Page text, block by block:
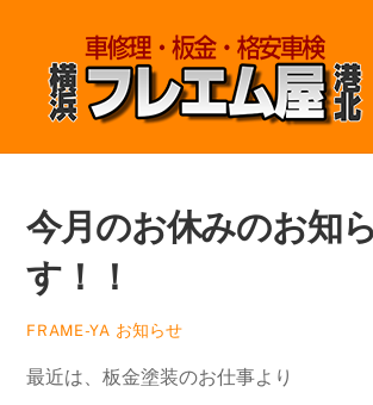
content
今月のお休みのお知
す！！
FRAME-YA お知らせ
最近は、板金塗装のお仕事より